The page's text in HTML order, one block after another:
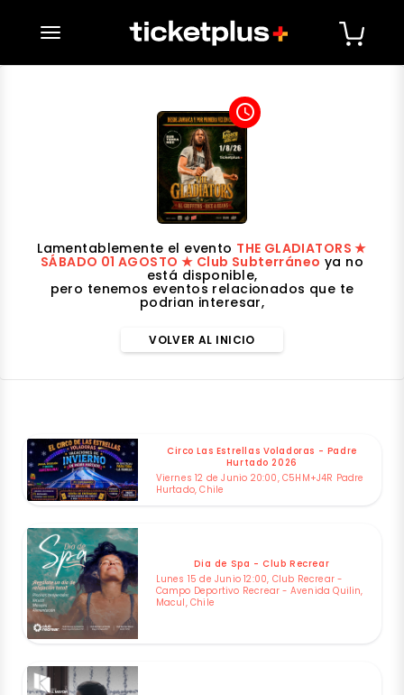
desplegar navegación
access_time
Lamentablemente el evento THE GLADIATORS ★
SÁBADO 01 AGOSTO ★ Club Subterráneo ya no
está disponible,
pero tenemos eventos relacionados que te
podrian interesar,
VOLVER AL INICIO
Circo Las Estrellas Voladoras - Padre
Hurtado 2026
Viernes 12 de Junio 20:00, C5HM+J4R Padre
Hurtado, Chile
Dia de Spa - Club Recrear
Lunes 15 de Junio 12:00, Club Recrear -
Campo Deportivo Recrear - Avenida Quilin,
Macul, Chile